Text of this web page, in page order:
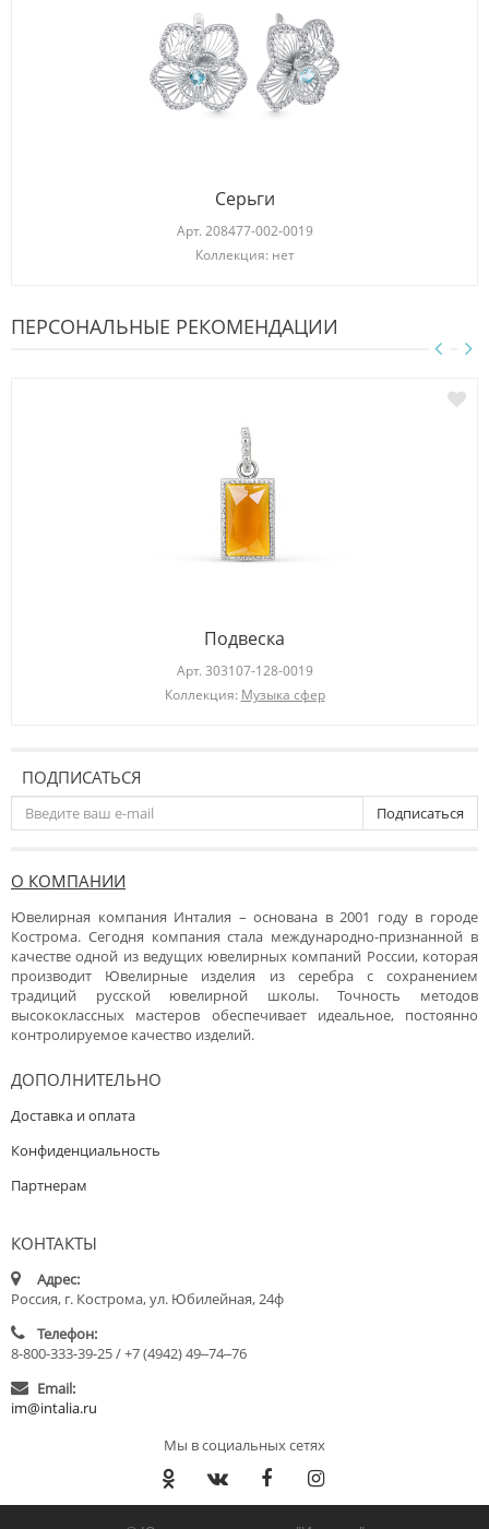
Серьги
Арт. 208477-002-0019
Коллекция: нет
ПЕРСОНАЛЬНЫЕ РЕКОМЕНДАЦИИ
Подвеска
Арт. 303107-128-0019
Коллекция: Музыка сфер
ПОДПИСАТЬСЯ
Подписаться
О КОМПАНИИ
Ювелирная компания Инталия – основана в 2001 году в городе
Кострома. Сегодня компания стала международно-признанной в
качестве одной из ведущих ювелирных компаний России, которая
производит Ювелирные изделия из серебра с сохранением
традиций русской ювелирной школы. Точность методов
высококлассных мастеров обеспечивает идеальное, постоянно
контролируемое качество изделий.
ДОПОЛНИТЕЛЬНО
Доставка и оплата
Конфиденциальность
Партнерам
КОНТАКТЫ
Адрес:
Россия, г. Кострома, ул. Юбилейная, 24ф
Телефон:
8-800-333-39-25 / +7 (4942) 49‒74‒76
Email:
im@intalia.ru
Мы в социальных сетях